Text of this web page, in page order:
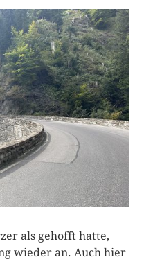
als gehofft hatte,
wieder an. Auch hier